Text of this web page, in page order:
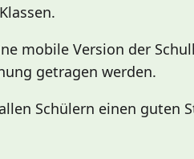
mobile Version der
getragen werden.
Schülern einen guten